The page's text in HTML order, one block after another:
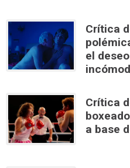
Crítica
el
Crítica
a base